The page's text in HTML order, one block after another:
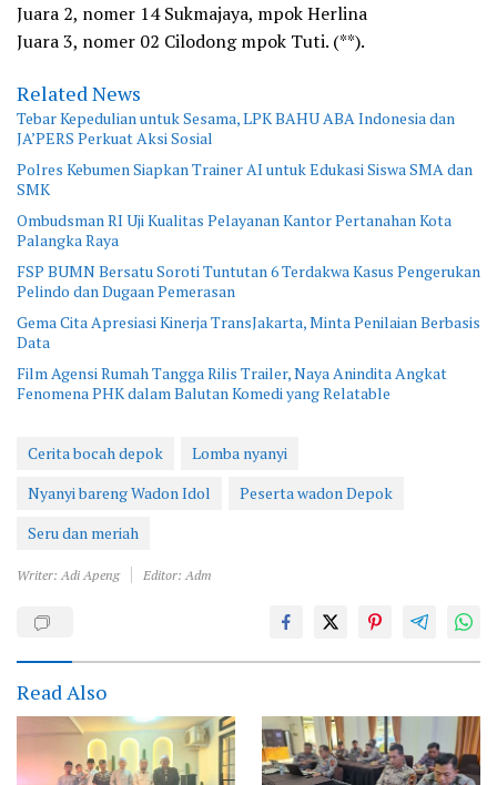
Juara 2, nomer 14 Sukmajaya, mpok Herlina
Juara 3, nomer 02 Cilodong mpok Tuti. (**).
Related News
Tebar Kepedulian untuk Sesama, LPK BAHU ABA Indonesia dan
JA’PERS Perkuat Aksi Sosial
Polres Kebumen Siapkan Trainer AI untuk Edukasi Siswa SMA dan
SMK
Ombudsman RI Uji Kualitas Pelayanan Kantor Pertanahan Kota
Palangka Raya
FSP BUMN Bersatu Soroti Tuntutan 6 Terdakwa Kasus Pengerukan
Pelindo dan Dugaan Pemerasan
Gema Cita Apresiasi Kinerja TransJakarta, Minta Penilaian Berbasis
Data
Film Agensi Rumah Tangga Rilis Trailer, Naya Anindita Angkat
Fenomena PHK dalam Balutan Komedi yang Relatable
Cerita bocah depok
Lomba nyanyi
Nyanyi bareng Wadon Idol
Peserta wadon Depok
Seru dan meriah
Writer: Adi Apeng Editor: Adm
Read Also